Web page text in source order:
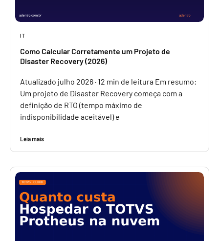
IT
Como Calcular Corretamente um Projeto de
Disaster Recovery (2026)
Atualizado julho 2026 · 12 min de leitura Em resumo:
Um projeto de Disaster Recovery começa com a
definição de RTO (tempo máximo de
indisponibilidade aceitável) e
Leia mais